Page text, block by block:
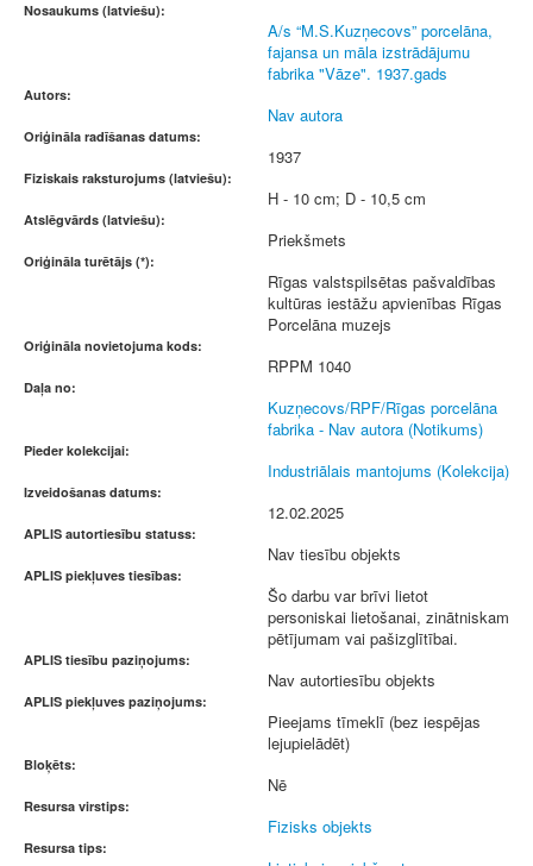
Nosaukums (latviešu):
A/s “M.S.Kuzņecovs” porcelāna,
fajansa un māla izstrādājumu
fabrika "Vāze". 1937.gads
Autors:
Nav autora
Oriģināla radīšanas datums:
1937
Fiziskais raksturojums (latviešu):
H - 10 cm; D - 10,5 cm
Atslēgvārds (latviešu):
Priekšmets
Oriģināla turētājs (*):
Rīgas valstspilsētas pašvaldības
kultūras iestāžu apvienības Rīgas
Porcelāna muzejs
Oriģināla novietojuma kods:
RPPM 1040
Daļa no:
Kuzņecovs/RPF/Rīgas porcelāna
fabrika - Nav autora (Notikums)
Pieder kolekcijai:
Industriālais mantojums (Kolekcija)
Izveidošanas datums:
12.02.2025
APLIS autortiesību statuss:
Nav tiesību objekts
APLIS piekļuves tiesības:
Šo darbu var brīvi lietot
personiskai lietošanai, zinātniskam
pētījumam vai pašizglītībai.
APLIS tiesību paziņojums:
Nav autortiesību objekts
APLIS piekļuves paziņojums:
Pieejams tīmeklī (bez iespējas
lejupielādēt)
Bloķēts:
Nē
Resursa virstips:
Fizisks objekts
Resursa tips: